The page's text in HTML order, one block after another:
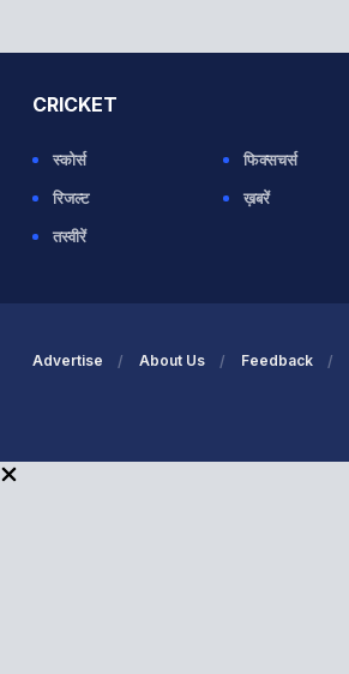
CRICKET
स्कोर्स
फिक्सचर्स
रिजल्ट
ख़बरें
तस्वीरें
Advertise About Us Feedback